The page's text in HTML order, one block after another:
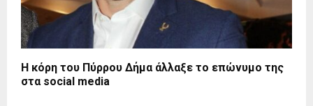
Η κόρη του Πύρρου Δήμα άλλαξε το επώνυμο της
στα social media